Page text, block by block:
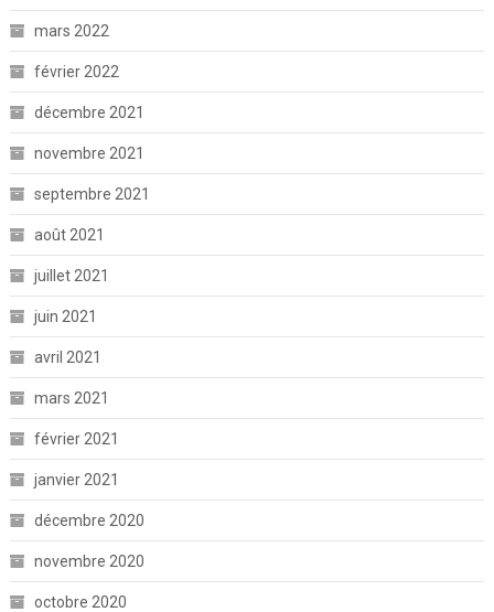
mars 2022
février 2022
décembre 2021
novembre 2021
septembre 2021
août 2021
juillet 2021
juin 2021
avril 2021
mars 2021
février 2021
janvier 2021
décembre 2020
novembre 2020
octobre 2020